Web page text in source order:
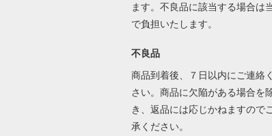
ます。不良品に該当する場合は
で負担いたします。
不良品
商品到着後、７日以内にご連絡
さい。商品に欠陥がある場合を
き、返品には応じかねますので
承ください。